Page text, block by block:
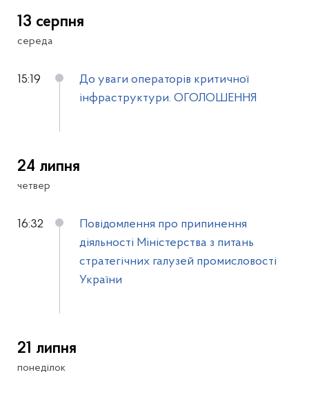
13 серпня
середа
15:19
До уваги операторів критичної
інфраструктури. ОГОЛОШЕННЯ
24 липня
четвер
16:32
Повідомлення про припинення
діяльності Міністерства з питань
стратегічних галузей промисловості
України
21 липня
понеділок